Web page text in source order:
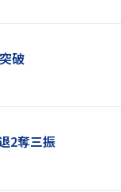
破
2奪三振